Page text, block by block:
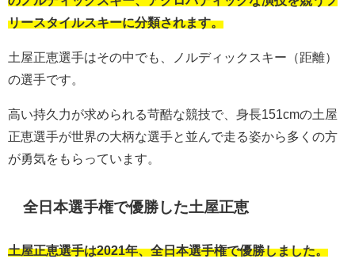
リースタイルスキーに分類されます。
土屋正恵選手はその中でも、ノルディックスキー（距離）
の選手です。
高い持久力が求められる苛酷な競技で、身長151cmの土屋
正恵選手が世界の大柄な選手と並んで走る姿から多くの方
が勇気をもらっています。
全日本選手権で優勝した土屋正恵
土屋正恵選手は2021年、全日本選手権で優勝しました。